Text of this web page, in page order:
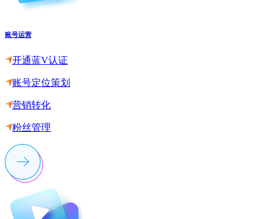
账号运营
开通蓝V认证
账号定位策划
营销转化
粉丝管理